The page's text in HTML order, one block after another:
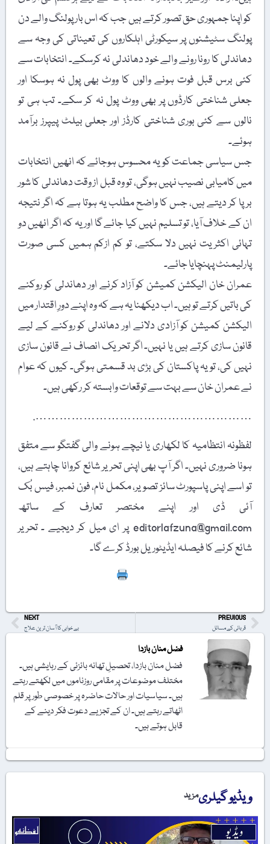
کو اپنا جمہوری حق تصور کرتے ہیں جب کہ اس بار پولنگ والے دن
پولنگ سٹیشنوں پر سیکورٹی اہلکاروں کی تعیناتی کی وجہ سے
دھاندلی کا رونا رونے والے خود دھاندلی نہ کرسکے۔ انتخابات سے
کئی برس قبل فوت ہونے والوں کا ووٹ بھی پول نہ ہوسکا اور
جعلی شناختی کارڈوں پر بھی ووٹ پول نہ کر سکے۔ تب ہی تو
نالوں سے کئی بوری شناختی کارڈز اور جعلی بیلٹ پیپرز برآمد
ہوئے۔
جس سیاسی جماعت کو یہ محسوس ہوجائے کہ انھیں انتخابات
میں کامیابی نصیب نہیں ہوگی، تو وہ قبل از وقت دھاندلی کا شور
برپا کر دیتے ہیں، جس کا واضح مطلب یہ ہوتا ہے کہ اگر نتیجہ
ان کے خلاف آیا، تو تسلیم نہیں کیا جائے گا اور یہ کہ اگر انھیں دو
تہائی اکثریت نہیں دلا سکتے، تو کم ازکم ہمیں کسی صورت
پارلیمنٹ پہنچایا جائے۔
عمران خان الیکشن کمیشن کو آزاد کرنے اور دھاندلی کو روکنے
کی باتیں کرتے تو ہیں۔ اب دیکھنا یہ ہے کہ وہ اپنے دورِ اقتدار میں
الیکشن کمیشن کو آزادی دلانے اور دھاندلی کو روکنے کے لیے
قانون سازی کرتے ہیں یا نہیں۔ اگر تحریک انصاف نے قانون سازی
نہیں کی، تو یہ پاکستان کی بڑی بد قسمتی ہوگی۔ کیوں کہ عوام
نے عمران خان سے بہت سے توقعات وابستہ کر رکھی ہیں۔
……………………………………………….
لفظونہ انتظامیہ کا لکھاری یا نیچے ہونے والی گفتگو سے متفق
ہونا ضروری نہیں۔ اگر آپ بھی اپنی تحریر شائع کروانا چاہتے ہیں،
تو اسے اپنی پاسپورٹ سائز تصویر، مکمل نام، فون نمبر، فیس بُک
آئی ڈی اور اپنے مختصر تعارف کے ساتھ
editorlafzuna@gmail.com پر ای میل کر دیجیے ۔ تحریر
شائع کرنے کا فیصلہ ایڈیٹوریل بورڈ کرے گا۔
PREVIOUS
قربانی کے مسائل
NEXT
بے خوابی کا آسان ترین علاج
فضل منان بازدا
فضل منان بازدا، تحصیلِ تھانہ بائزئی کے رہایشی ہیں۔
مختلف موضوعات پر مقامی روزناموں میں لکھتے رہتے
ہیں۔ سیاسیات اور حالات حاضرہ پر خصوصی طور پر قلم
اٹھاتے رہتے ہیں۔ ان کے تجزیے دعوت فکر دینے کے
قابل ہوتے ہیں۔
ویڈیو گیلریمزید